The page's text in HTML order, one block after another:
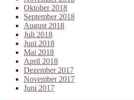
Oktober 2018
September 2018
August 2018
Juli 2018
Juni 2018
Mai 2018
April 2018
Dezember 2017
November 2017
Juni 2017